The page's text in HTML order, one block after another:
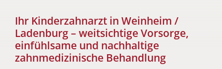
Ihr Kinderzahnarzt in Weinheim /
Ladenburg – weitsichtige Vorsorge,
einfühlsame und nachhaltige
zahnmedizinische Behandlung